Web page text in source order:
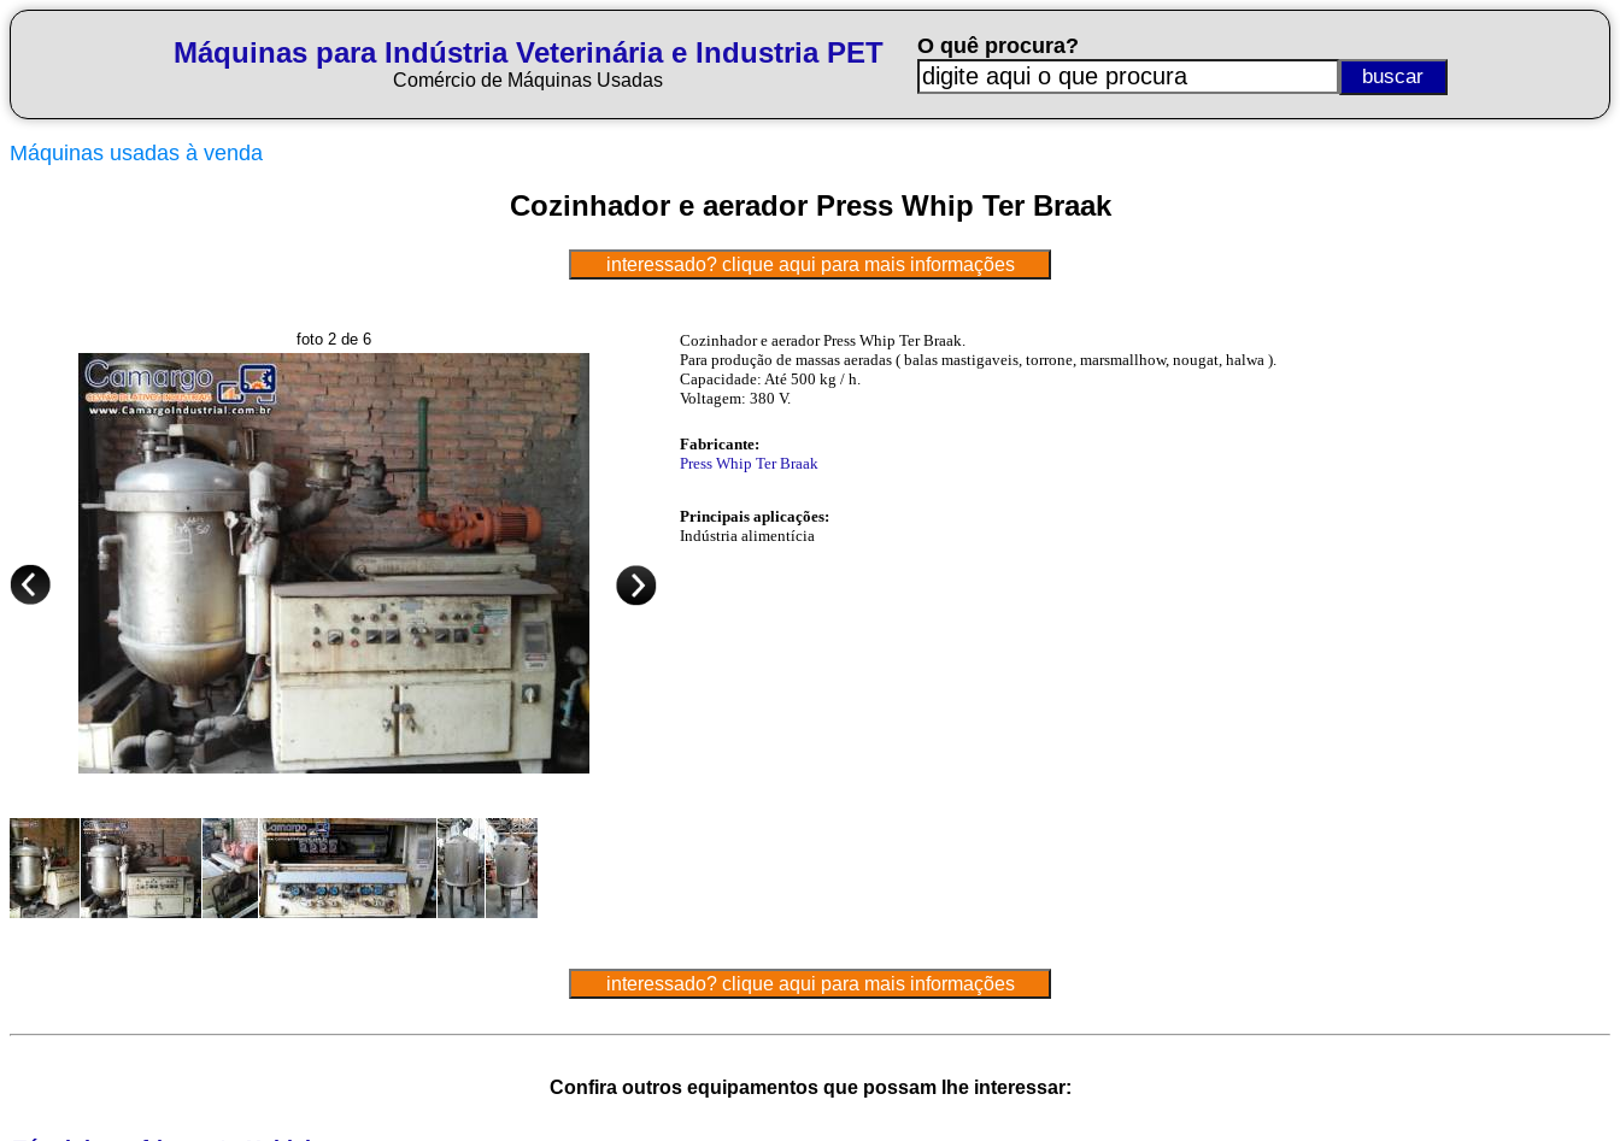
Máquinas para Indústria Veterinária e Industria PET
Comércio de Máquinas Usadas
O quê procura?
Máquinas usadas à venda
Cozinhador e aerador Press Whip Ter Braak
foto 2 de 6
Cozinhador e aerador Press Whip Ter Braak.
Para produção de massas aeradas ( balas mastigaveis, torrone, marsmallhow, nougat, halwa ).
Capacidade: Até 500 kg / h.
Voltagem: 380 V.
Fabricante:
Press Whip Ter Braak
Principais aplicações:
Indústria alimentícia
Confira outros equipamentos que possam lhe interessar: